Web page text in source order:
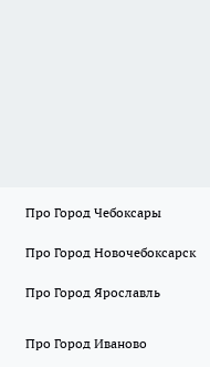
Про Город Чебоксары
Про Город Новочебоксарск
Про Город Ярославль
Про Город Иваново